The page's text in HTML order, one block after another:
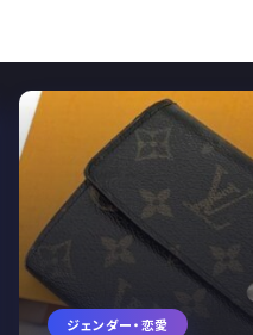
ジェンダー・恋愛